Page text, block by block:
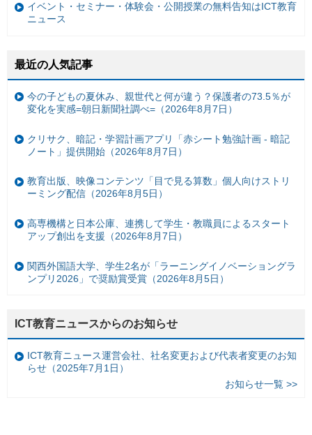
イベント・セミナー・体験会・公開授業の無料告知はICT教育
ニュース
最近の人気記事
今の子どもの夏休み、親世代と何が違う？保護者の73.5％が
変化を実感=朝日新聞社調べ=（2026年8月7日）
クリサク、暗記・学習計画アプリ「赤シート勉強計画 - 暗記
ノート」提供開始（2026年8月7日）
教育出版、映像コンテンツ「目で見る算数」個人向けストリ
ーミング配信（2026年8月5日）
高専機構と日本公庫、連携して学生・教職員によるスタート
アップ創出を支援（2026年8月7日）
関西外国語大学、学生2名が「ラーニングイノベーショングラ
ンプリ2026」で奨励賞受賞（2026年8月5日）
ICT教育ニュースからのお知らせ
ICT教育ニュース運営会社、社名変更および代表者変更のお知
らせ（2025年7月1日）
お知らせ一覧 >>